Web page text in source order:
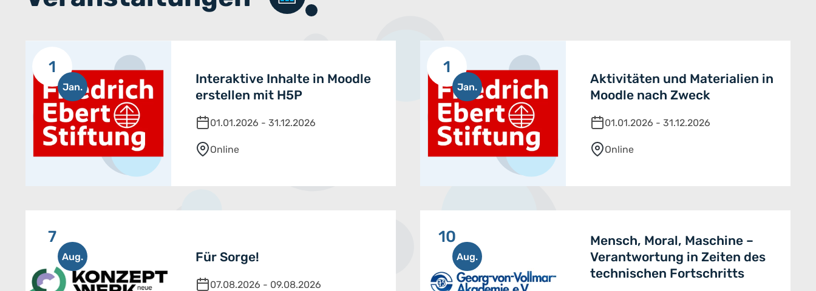
1
Jan.
Interaktive Inhalte in Moodle
erstellen mit H5P
01.01.2026 - 31.12.2026
Online
1
Jan.
Aktivitäten und Materialien in
Moodle nach Zweck
01.01.2026 - 31.12.2026
Online
7
Aug. Für Sorge!
07.08.2026 - 09.08.2026
10
Aug.
Mensch, Moral, Maschine –
Verantwortung in Zeiten des
technischen Fortschritts